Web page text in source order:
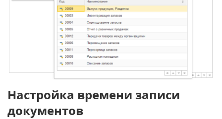
Настройка времени записи
документов